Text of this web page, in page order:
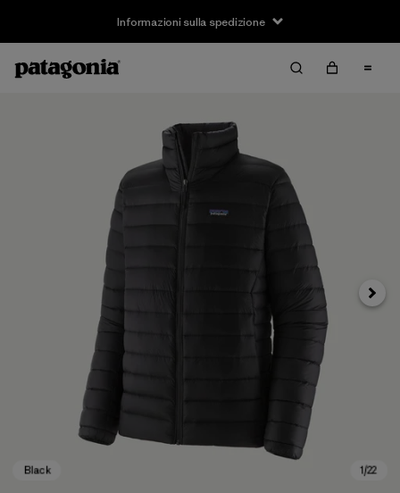
Informazioni sulla spedizione
Avanti